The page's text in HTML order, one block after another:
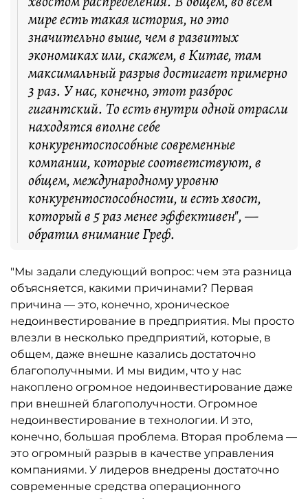
мире есть такая история, но это
значительно выше, чем в развитых
экономиках или, скажем, в Китае, там
максимальный разрыв достигает примерно
3 раз. У нас, конечно, этот разброс
гигантский. То есть внутри одной отрасли
находятся вполне себе
конкурентоспособные современные
компании, которые соответствуют, в
общем, международному уровню
конкурентоспособности, и есть хвост,
который в 5 раз менее эффективен", —
обратил внимание Греф.
"Мы задали следующий вопрос: чем эта разница
объясняется, какими причинами? Первая
причина — это, конечно, хроническое
недоинвестирование в предприятия. Мы просто
влезли в несколько предприятий, которые, в
общем, даже внешне казались достаточно
благополучными. И мы видим, что у нас
накоплено огромное недоинвестирование даже
при внешней благополучности. Огромное
недоинвестирование в технологии. И это,
конечно, большая проблема. Вторая проблема —
это огромный разрыв в качестве управления
компаниями. У лидеров внедрены достаточно
современные средства операционного